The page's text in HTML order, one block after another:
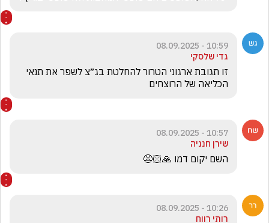
10:59 - 08.09.2025
גדי שלסקי
הכליאה של הרוצחים
10:57 - 08.09.2025
שירן חנניה
השם יקום דמו 🙏🏻😩
10:26 - 08.09.2025
רותי רווח